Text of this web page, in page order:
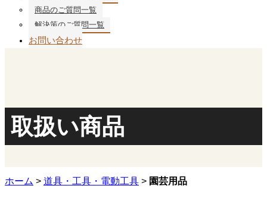
商品のご質問一覧
解決策のご質問一覧
お問い合わせ
取扱い商品
ホーム > 道具・工具・電動工具 > 園芸用品